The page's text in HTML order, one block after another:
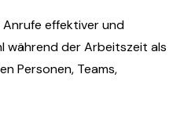
effektiver und
während der Arbeitszeit als
Personen, Teams,